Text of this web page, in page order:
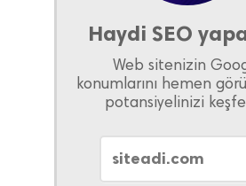
Haydi SEO
Web sitenizin
konumlarını hemen
potansiyelinizi